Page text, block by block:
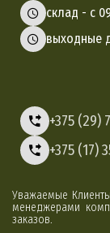
склад - с
выходные
+375 (29)
+375 (17)
Уважаемые
менеджерами
заказов.